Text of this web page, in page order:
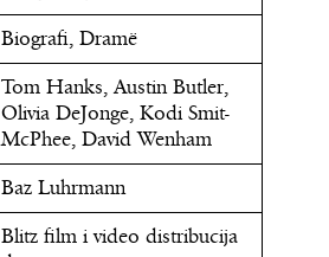
Biografi, Dramë
Tom Hanks, Austin Butler,
Olivia DeJonge, Kodi Smit-
McPhee, David Wenham
Baz Luhrmann
Blitz film i video distribucija